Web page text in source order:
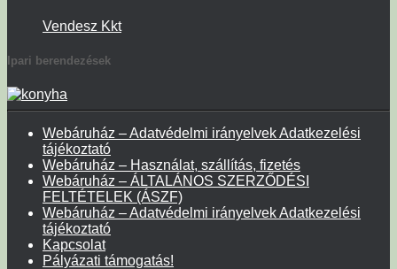
Vendesz Kkt
Ipari berendezések
Webáruház – Adatvédelmi irányelvek Adatkezelési
tájékoztató
Webáruház – Használat, szállítás, fizetés
Webáruház – ÁLTALÁNOS SZERZŐDÉSI
FELTÉTELEK (ÁSZF)
Webáruház – Adatvédelmi irányelvek Adatkezelési
tájékoztató
Kapcsolat
Pályázati támogatás!